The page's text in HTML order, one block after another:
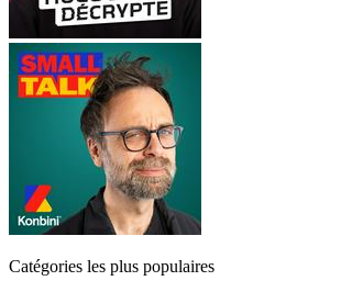
Catégories les plus populaires